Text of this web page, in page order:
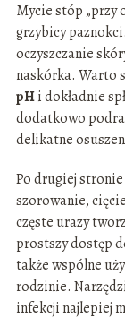
Mycie stóp „przy
grzybicy
oczyszczanie
naskórka. Warto
pHi dokładnie
dodatkowo
delikatne
Po drugiej
szorowanie,
częste urazy
prostszy dostęp
także wspólne
rodzinie.
infekcji najlepiej